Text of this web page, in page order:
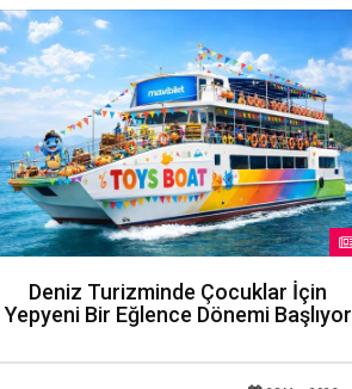
Deniz Turizminde Çocuklar İçin
Yepyeni Bir Eğlence Dönemi Başlıyor